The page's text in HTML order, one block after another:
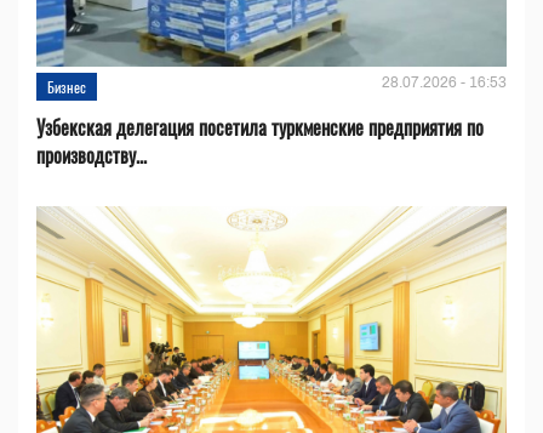
Бизнес 28.07.2026 - 16:53
Узбекская делегация посетила туркменские предприятия по
производству...